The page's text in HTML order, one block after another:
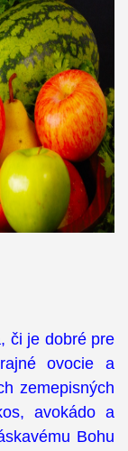
či je dobré pre
ovocie a
zemepisných
avokádo a
Bohu